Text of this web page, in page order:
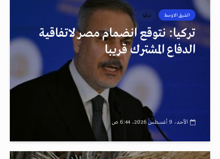
الشرق الاوسط تركيا
تركيا: نتوقع انضمام مصر لاتفاقية
الدفاع المشترك قريبا
الأحد، 9 أغسطس 2026، 6:44 ص